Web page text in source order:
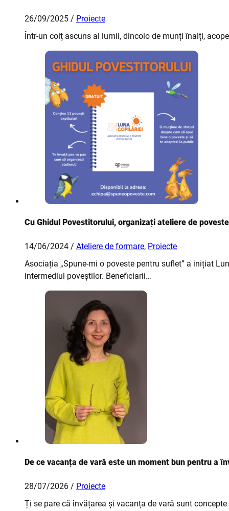
26/09/2025 / Proiecte
Într-un colț ascuns al lumii, dincolo de munți înalți,
Cu Ghidul Povestitorului, organizați ateliere de
14/06/2024 / Ateliere de formare, Proiecte
Asociația „Spune-mi o poveste pentru suflet” a inițiat
intermediul poveștilor. Beneficiarii…
De ce vacanța de vară este un moment bun pentru a
28/07/2026 / Proiecte
Ți se pare că învățarea și vacanța de vară sunt